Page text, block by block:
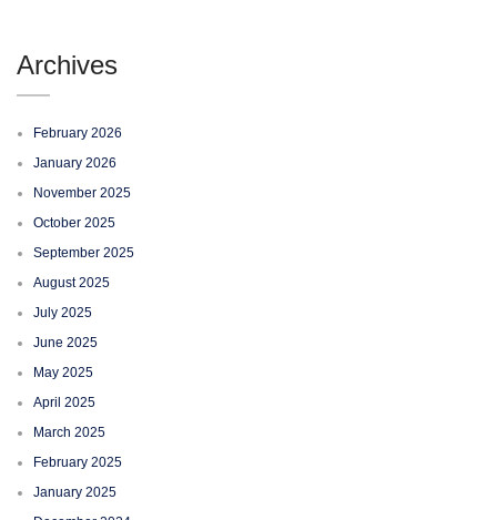
Archives
February 2026
January 2026
November 2025
October 2025
September 2025
August 2025
July 2025
June 2025
May 2025
April 2025
March 2025
February 2025
January 2025